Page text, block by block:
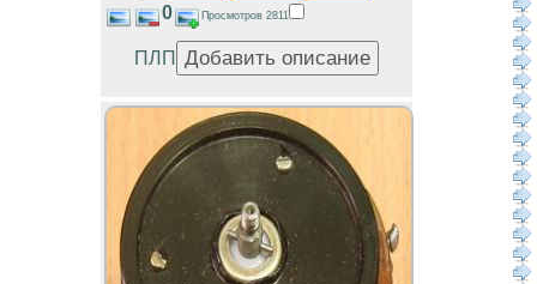
0 Просмотров 2811
ПЛП